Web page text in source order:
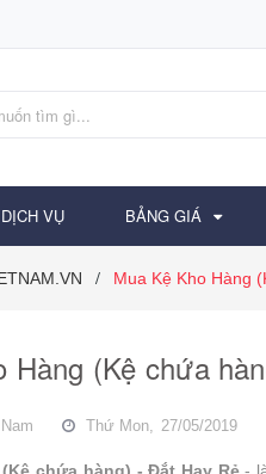
DỊCH VỤ BẢNG GIÁ
/ Mua Kệ Kho Hàng
Hàng (Kệ chứa
Thứ Mon, 27/05/2019
(Kệ chứa hàng) - Đắt Hay Rẻ-